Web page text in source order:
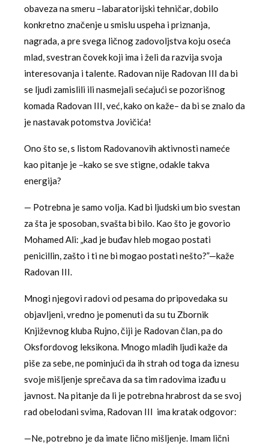
obaveza na smeru –labaratorijski tehničar, dobilo
konkretno značenje u smislu uspeha i priznanja,
nagrada, a pre svega ličnog zadovoljstva koju oseća
mlad, svestran čovek koji ima i želi da razvija svoja
interesovanja i talente. Radovan nije Radovan III da bi
se ljudi zamislili ili nasmejali sećajući se pozorišnog
komada Radovan III, već, kako on kaže– da bi se znalo da
je nastavak potomstva Jovičića!
Ono što se, s listom Radovanovih aktivnosti nameće
kao pitanje je –kako se sve stigne, odakle takva
energija?
— Potrebna je samo volja. Kad bi ljudski um bio svestan
za šta je sposoban, svašta bi bilo. Kao što je govorio
Mohamed Ali: „kad je buđav hleb mogao postati
penicillin, zašto i ti ne bi mogao postati nešto?”—kaže
Radovan III.
Mnogi njegovi radovi od pesama do pripovedaka su
objavljeni, vredno je pomenuti da su tu Zbornik
Književnog kluba Rujno, čiji je Radovan član, pa do
Oksfordovog leksikona. Mnogo mladih ljudi kaže da
piše za sebe, ne pominjući da ih strah od toga da iznesu
svoje mišljenje sprečava da sa tim radovima izađu u
javnost. Na pitanje da li je potrebna hrabrost da se svoj
rad obelodani svima, Radovan III ima kratak odgovor:
—Ne, potrebno je da imate lično mišljenje. Imam lični